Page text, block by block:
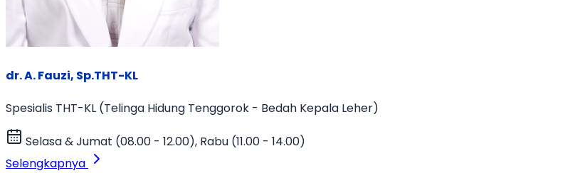
dr. A. Fauzi, Sp.THT-KL
Spesialis THT-KL (Telinga Hidung Tenggorok - Bedah Kepala Leher)
Selasa & Jumat (08.00 - 12.00), Rabu (11.00 - 14.00)
Selengkapnya